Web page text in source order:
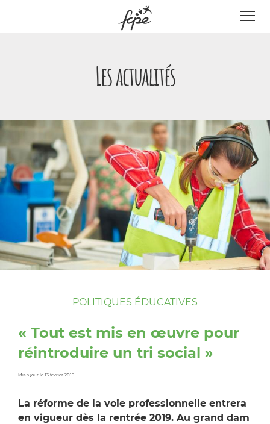
Les actualités
POLITIQUES ÉDUCATIVES
« Tout est mis en œuvre pour
réintroduire un tri social »
Mis à jour le 13 février 2019
La réforme de la voie professionnelle entrera
en vigueur dès la rentrée 2019. Au grand dam
Panneau de gestion des cookies